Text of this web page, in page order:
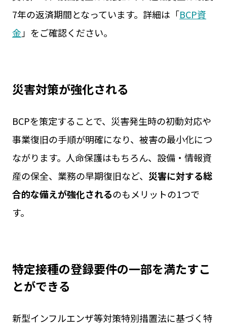
7年の返済期間となっています。詳細は「BCP資
金 」をご確認ください。
災害対策が強化される
BCPを策定することで、災害発生時の初動対応や
事業復旧の手順が明確になり、被害の最小化につ
ながります。人命保護はもちろん、設備・情報資
産の保全、業務の早期復旧など、 災害に対する総
合的な備えが強化されるのもメリットの1つで
す。
特定接種の登録要件の一部を満たすこ
とができる
新型インフルエンザ等対策特別措置法に基づく特